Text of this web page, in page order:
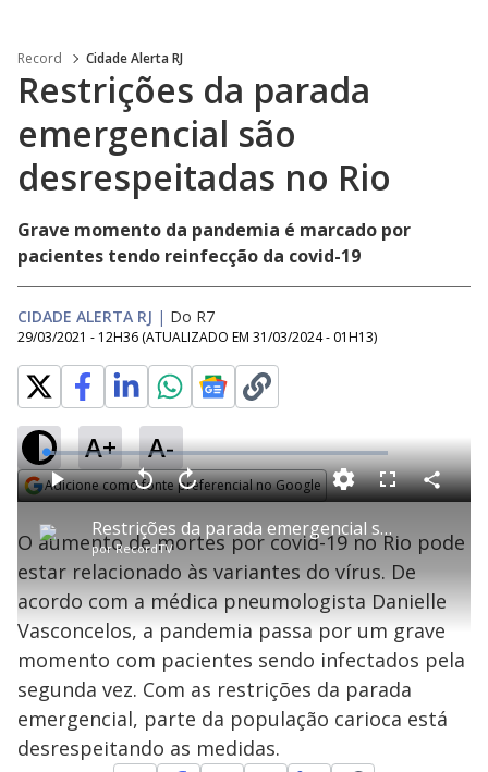
Record Cidade Alerta RJ
Restrições da parada
emergencial são
desrespeitadas no Rio
Grave momento da pandemia é marcado por
pacientes tendo reinfecção da covid-19
CIDADE ALERTA RJ | Do R7
29/03/2021 - 12H36 (ATUALIZADO EM 31/03/2024 - 01H13)
A+ A-
Adicione como fonte preferencial no Google
P
l
a
y
Restrições da parada emergencial são desrespeitadas no Rio
porRecordTV
P V
t
a
r
0
n
d
s
A
n
ç
a
s
e
u
n
o
s
M
u
L
o
a
d
e
:
2
.
5
6
%
F
l
s
c
n
C
o
a
r
h
O aumento de mortes por covid-19 no Rio pode
estar relacionado às variantes do vírus. De
acordo com a médica pneumologista Danielle
Vasconcelos, a pandemia passa por um grave
momento com pacientes sendo infectados pela
segunda vez. Com as restrições da parada
emergencial, parte da população carioca está
desrespeitando as medidas.